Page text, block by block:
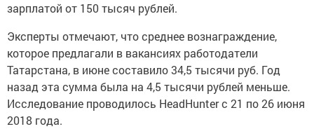
зарплатой от 150 тысяч рублей.
Эксперты отмечают, что среднее вознаграждение,
которое предлагали в вакансиях работодатели
Татарстана, в июне составило 34,5 тысячи руб. Год
назад эта сумма была на 4,5 тысячи рублей меньше.
Исследование проводилось HeadHunter с 21 по 26 июня
2018 года.